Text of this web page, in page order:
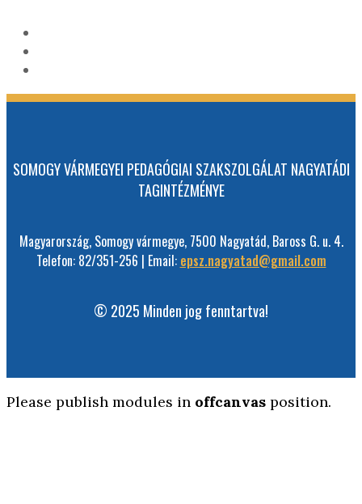
SOMOGY VÁRMEGYEI PEDAGÓGIAI SZAKSZOLGÁLAT NAGYATÁDI
TAGINTÉZMÉNYE
Magyarország, Somogy vármegye, 7500 Nagyatád, Baross G. u. 4.
Telefon: 82/351-256 | Email: epsz.nagyatad@gmail.com
© 2025 Minden jog fenntartva!
Please publish modules in offcanvas position.